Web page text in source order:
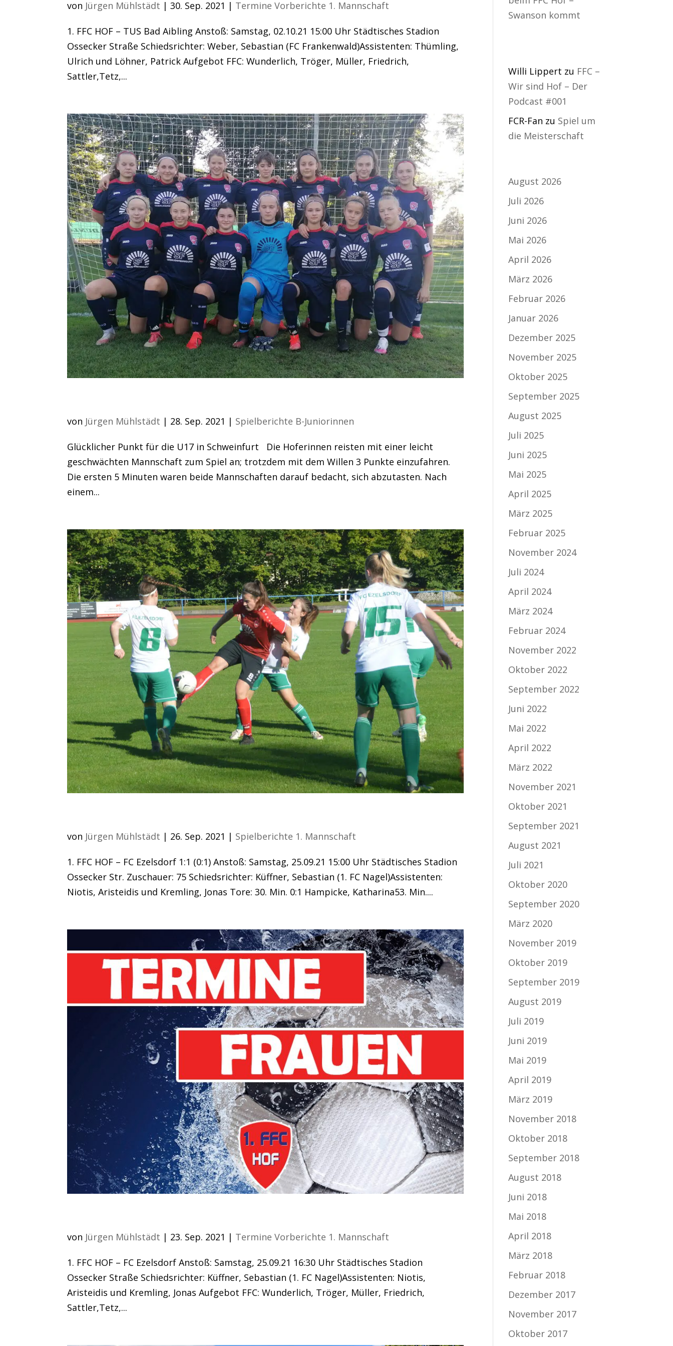
von Jürgen Mühlstädt |30. Sep. 2021 | Termine Vorberichte 1. Mannschaft
1. FFC HOF – TUS Bad Aibling Anstoß: Samstag, 02.10.21 15:00 Uhr Städtisches Stadion
Ossecker Straße Schiedsrichter: Weber, Sebastian (FC Frankenwald)Assistenten: Thümling,
Ulrich und Löhner, Patrick Aufgebot FFC: Wunderlich, Tröger, Müller, Friedrich,
Sattler,Tetz,...
von Jürgen Mühlstädt | 28. Sep. 2021 | Spielberichte B-Juniorinnen
Glücklicher Punkt für die U17 in Schweinfurt Die Hoferinnen reisten mit einer leicht
geschwächten Mannschaft zum Spiel an; trotzdem mit dem Willen 3 Punkte einzufahren.
Die ersten 5 Minuten waren beide Mannschaften darauf bedacht, sich abzutasten. Nach
einem...
von Jürgen Mühlstädt | 26. Sep. 2021 | Spielberichte 1. Mannschaft
1. FFC HOF – FC Ezelsdorf 1:1 (0:1) Anstoß: Samstag, 25.09.21 15:00 Uhr Städtisches Stadion
Ossecker Str. Zuschauer: 75 Schiedsrichter: Küffner, Sebastian (1. FC Nagel)Assistenten:
Niotis, Aristeidis und Kremling, Jonas Tore: 30. Min. 0:1 Hampicke, Katharina53. Min....
von Jürgen Mühlstädt | 23. Sep. 2021 | Termine Vorberichte 1. Mannschaft
1. FFC HOF – FC Ezelsdorf Anstoß: Samstag, 25.09.21 16:30 Uhr Städtisches Stadion
Ossecker Straße Schiedsrichter: Küffner, Sebastian (1. FC Nagel)Assistenten: Niotis,
Aristeidis und Kremling, Jonas Aufgebot FFC: Wunderlich, Tröger, Müller, Friedrich,
Sattler,Tetz,...
Swanson kommt
Willi Lippert zu FFC –
Wir sind Hof – Der
Podcast #001
FCR-Fan zu Spiel um
die Meisterschaft
August 2026
Juli 2026
Juni 2026
Mai 2026
April 2026
März 2026
Februar 2026
Januar 2026
Dezember 2025
November 2025
Oktober 2025
September 2025
August 2025
Juli 2025
Juni 2025
Mai 2025
April 2025
März 2025
Februar 2025
November 2024
Juli 2024
April 2024
März 2024
Februar 2024
November 2022
Oktober 2022
September 2022
Juni 2022
Mai 2022
April 2022
März 2022
November 2021
Oktober 2021
September 2021
August 2021
Juli 2021
Oktober 2020
September 2020
März 2020
November 2019
Oktober 2019
September 2019
August 2019
Juli 2019
Juni 2019
Mai 2019
April 2019
März 2019
November 2018
Oktober 2018
September 2018
August 2018
Juni 2018
Mai 2018
April 2018
März 2018
Februar 2018
Dezember 2017
November 2017
Oktober 2017